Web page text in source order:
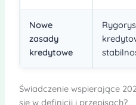
Nowe
zasady
kredytowe
Świadczenie wspierające
się w definicji i przepisach?